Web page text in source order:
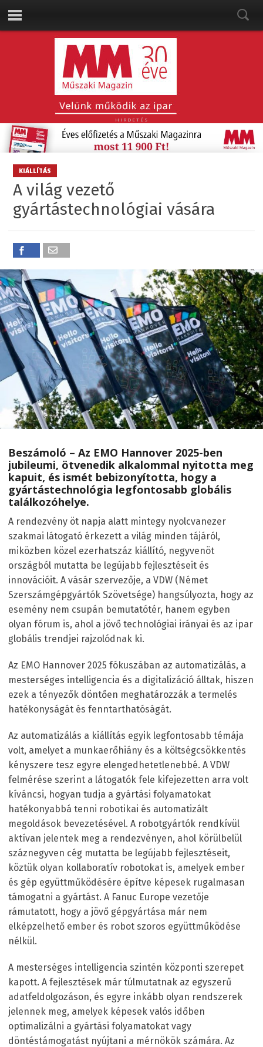
HIRDETÉS
KIÁLLÍTÁS
A világ vezető
gyártástechnológiai vására
Beszámoló – Az EMO Hannover 2025-ben
jubileumi, ötvenedik alkalommal nyitotta meg
kapuit, és ismét bebizonyította, hogy a
gyártástechnológia legfontosabb globális
találkozóhelye.
A rendezvény öt napja alatt mintegy nyolcvanezer
szakmai látogató érkezett a világ minden tájáról,
miközben közel ezerhatszáz kiállító, negyvenöt
országból mutatta be legújabb fejlesztéseit és
innovációit. A vásár szervezője, a VDW (Német
Szerszámgépgyártók Szövetsége) hangsúlyozta, hogy az
esemény nem csupán bemutatótér, hanem egyben
olyan fórum is, ahol a jövő technológiai irányai és az ipar
globális trendjei rajzolódnak ki.
Az EMO Hannover 2025 fókuszában az automatizálás, a
mesterséges intelligencia és a digitalizáció álltak, hiszen
ezek a tényezők döntően meghatározzák a termelés
hatékonyságát és fenntarthatóságát.
Az automatizálás a kiállítás egyik legfontosabb témája
volt, amelyet a munkaerőhiány és a költségcsökkentés
kényszere tesz egyre elengedhetetlenebbé. A VDW
felmérése szerint a látogatók fele kifejezetten arra volt
kíváncsi, hogyan tudja a gyártási folyamatokat
hatékonyabbá tenni robotikai és automatizált
megoldások bevezetésével. A robotgyártók rendkívül
aktívan jelentek meg a rendezvényen, ahol körülbelül
száznegyven cég mutatta be legújabb fejlesztéseit,
köztük olyan kollaboratív robotokat is, amelyek ember
és gép együttműködésére építve képesek rugalmasan
támogatni a gyártást. A Fanuc Europe vezetője
rámutatott, hogy a jövő gépgyártása már nem
elképzelhető ember és robot szoros együttműködése
nélkül.
A mesterséges intelligencia szintén központi szerepet
kapott. A fejlesztések már túlmutatnak az egyszerű
adatfeldolgozáson, és egyre inkább olyan rendszerek
jelennek meg, amelyek képesek valós időben
optimalizálni a gyártási folyamatokat vagy
döntéstámogatást nyújtani a mérnökök számára. Az